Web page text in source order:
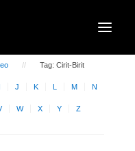
Tag: Cirit-Birit
J K L M N
W X Y Z